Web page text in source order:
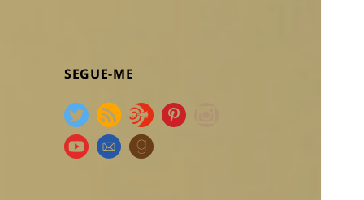
SEGUE-ME